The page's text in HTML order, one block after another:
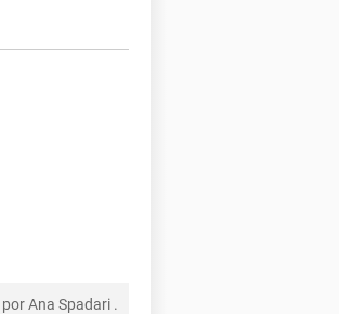
porAna Spadari .